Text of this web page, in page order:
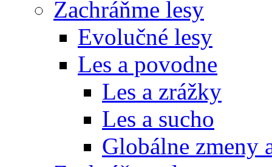
Zachráňme lesy
Evolučné lesy
Les a povodne
Les a zrážky
Les a sucho
Globálne zmeny